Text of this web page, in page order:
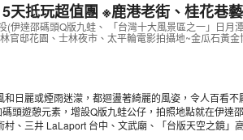
、桂花巷藝術村、半邊
日月潭國家風景區（ATWEP05R
伊達邵碼頭Q版九蛙、 「台灣十大風景區之一」日月
官邸花園、士林夜市、太平輪電影拍攝地~金瓜石黃金
日麗或煙雨迷濛，都迴盪著綺麗的風姿，令人百看不
頭遊憩元素，增設Q版九蛙公仔，拍照地點就在伊達
、三井 LaLaport 台中、文武廟、「台版天空之鏡」